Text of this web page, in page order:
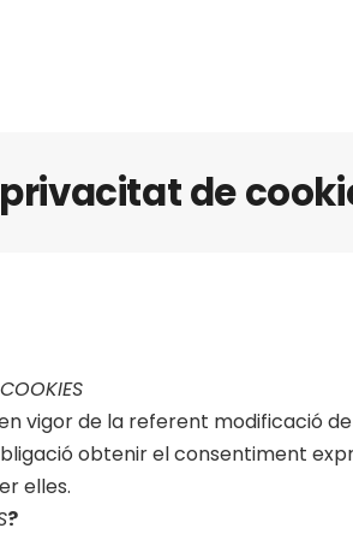
de
COOKIES
vigor de la referent modificació
obtenir el consentiment
elles.
?